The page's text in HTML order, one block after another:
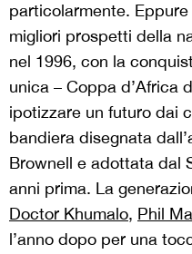
particolarmente.
migliori prospetti della
nel 1996, con la
unica – Coppa d’Africa
ipotizzare un futuro dai
bandiera disegnata
Brownell e adottata dal
anni prima. La
Doctor Khumalo, Phil
l’anno dopo per una